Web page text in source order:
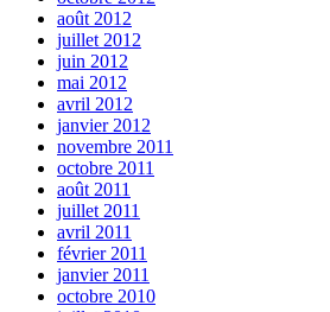
août 2012
juillet 2012
juin 2012
mai 2012
avril 2012
janvier 2012
novembre 2011
octobre 2011
août 2011
juillet 2011
avril 2011
février 2011
janvier 2011
octobre 2010